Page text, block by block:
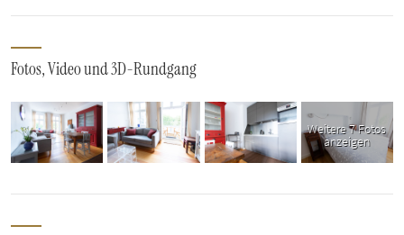
Fotos, Video und 3D-Rundgang
Weitere 7 Fotos
anzeigen